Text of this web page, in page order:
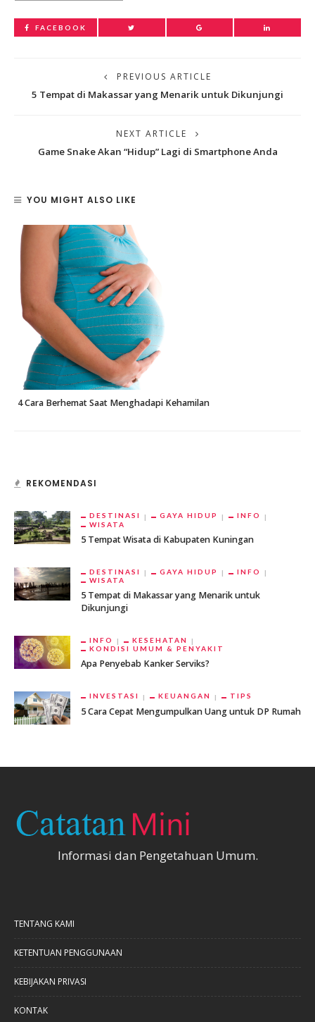
FACEBOOK
PREVIOUS ARTICLE
5 Tempat di Makassar yang Menarik untuk Dikunjungi
NEXT ARTICLE
Game Snake Akan “Hidup” Lagi di Smartphone Anda
YOU MIGHT ALSO LIKE
4 Cara Berhemat Saat Menghadapi Kehamilan
REKOMENDASI
DESTINASI GAYA HIDUP
INFO
WISATA
5 Tempat Wisata di Kabupaten Kuningan
DESTINASI GAYA HIDUP
INFO
WISATA
5 Tempat di Makassar yang Menarik untuk
Dikunjungi
INFO
KESEHATAN
KONDISI UMUM & PENYAKIT
Apa Penyebab Kanker Serviks?
INVESTASI KEUANGAN TIPS
5 Cara Cepat Mengumpulkan Uang untuk DP Rumah
Informasi dan Pengetahuan Umum.
TENTANG KAMI
KETENTUAN PENGGUNAAN
KEBIJAKAN PRIVASI
KONTAK